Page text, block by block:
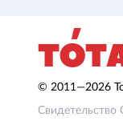
© 2011—2026